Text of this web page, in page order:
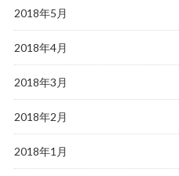
2018年5月
2018年4月
2018年3月
2018年2月
2018年1月